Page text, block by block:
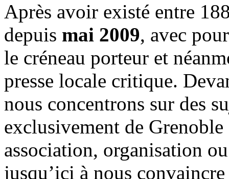
Après avoir existé entre
depuis mai 2009, avec
le créneau porteur et
presse locale critique.
nous concentrons sur des
exclusivement de
association, organisation
jusqu’ici à nous